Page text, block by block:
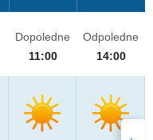
Dopoledne
11:00
Odpoledne
14:00